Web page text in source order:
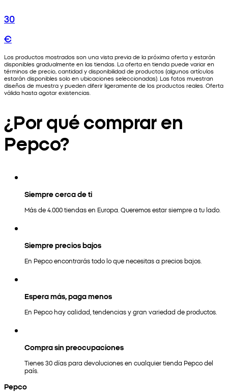
30
€
Los productos mostrados son una vista previa de la próxima oferta y estarán
disponibles gradualmente en las tiendas. La oferta en tienda puede variar en
términos de precio, cantidad y disponibilidad de productos (algunos artículos
estarán disponibles solo en ubicaciones seleccionadas). Las fotos muestran
diseños de muestra y pueden diferir ligeramente de los productos reales. Oferta
válida hasta agotar existencias.
¿Por qué comprar en
Pepco?
Siempre cerca de ti
Más de 4.000 tiendas en Europa. Queremos estar siempre a tu lado.
Siempre precios bajos
En Pepco encontrarás todo lo que necesitas a precios bajos.
Espera más, paga menos
En Pepco hay calidad, tendencias y gran variedad de productos.
Compra sin preocupaciones
Tienes 30 días para devoluciones en cualquier tienda Pepco del
país.
Pepco